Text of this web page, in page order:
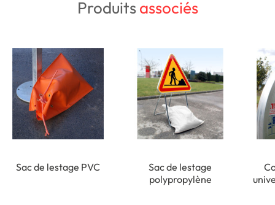
Produitsassociés
Sac de lestage PVC
Sac de lestage
polypropylène